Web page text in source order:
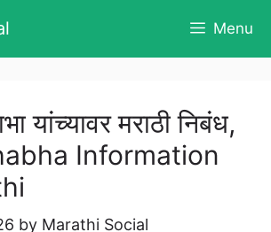
Menu
यांच्यावर मराठी निबंध,
Information
by Marathi Social